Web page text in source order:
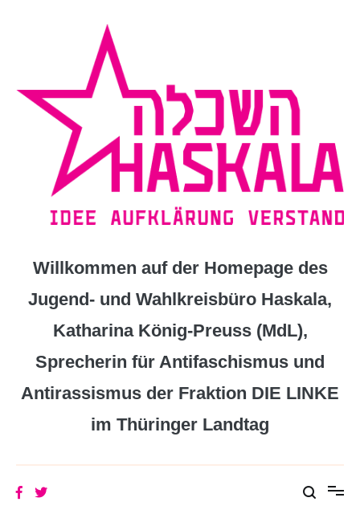
Willkommen auf der Homepage des
Jugend- und Wahlkreisbüro Haskala,
Katharina König-Preuss (MdL),
Sprecherin für Antifaschismus und
Antirassismus der Fraktion DIE LINKE
im Thüringer Landtag